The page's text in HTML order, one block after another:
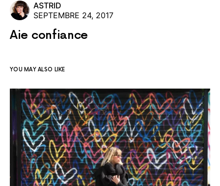
ASTRID
SEPTEMBRE 24, 2017
Aie confiance
YOU MAY ALSO LIKE